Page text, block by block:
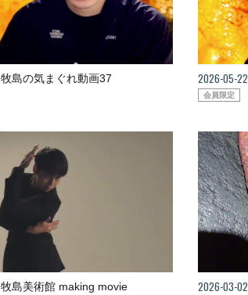
牧島の気まぐれ動画37 2026-05-22
会員限定
牧島美術館 making movie 2026-03-02